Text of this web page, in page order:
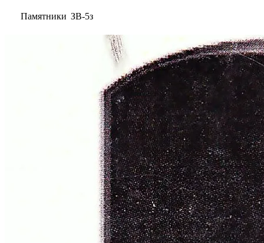
Памятники ЗВ-5з